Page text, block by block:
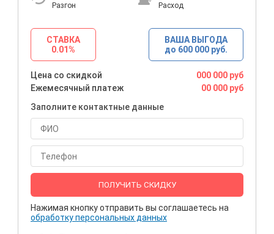
Разгон Расход
СТАВКА
0.01%
ВАША ВЫГОДА
до 600 000 руб.
Цена со скидкой
000 000 руб
Ежемесячный платеж
00 000 руб
Заполните контактные данные
ПОЛУЧИТЬ СКИДКУ
Нажимая кнопку отправить вы соглашаетесь на
обработку персональных данных